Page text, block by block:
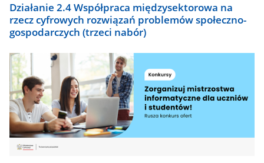
Działanie 2.4 Współpraca międzysektorowa na
rzecz cyfrowych rozwiązań problemów społeczno-
gospodarczych (trzeci nabór)